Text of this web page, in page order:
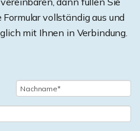
vollständig aus und
mit Ihnen in Verbindung.